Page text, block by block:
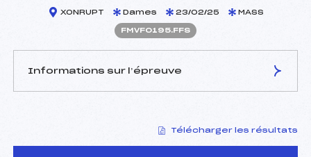
XONRUPT Dames 23/02/25 MASS
FMVF0195.FFS
Informations sur l’épreuve
VAXELAIRE STEPHANE
(MV)
Télécharger les résultats